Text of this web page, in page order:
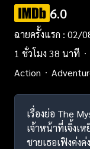
6.0
ฉายครั้งแรก : 02/
1 ชั่วโมง 38 นาที
Action
เรื่องย่อ The
เจ้าหน้าที่เจิ้งเ
ชายเธอเฟิงค่ง